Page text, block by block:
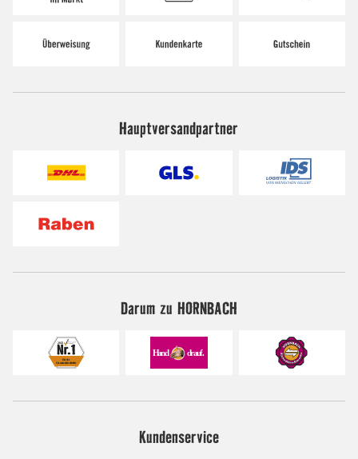
Hauptversandpartner
Darum zu HORNBACH
Kundenservice